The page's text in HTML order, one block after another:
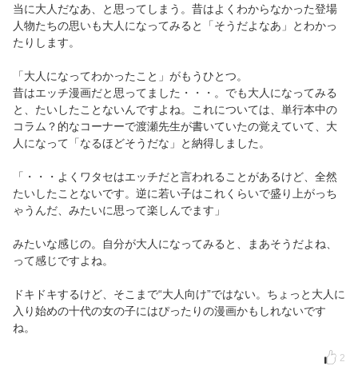
当に大人だなあ、と思ってしまう。昔はよくわからなかった登場
人物たちの思いも大人になってみると「そうだよなあ」とわかっ
たりします。
「大人になってわかったこと」がもうひとつ。
昔はエッチ漫画だと思ってました・・・。でも大人になってみる
と、たいしたことないんですよね。これについては、単行本中の
コラム？的なコーナーで渡瀬先生が書いていたの覚えていて、大
人になって「なるほどそうだな」と納得しました。
「・・・よくワタセはエッチだと言われることがあるけど、全然
たいしたことないです。逆に若い子はこれくらいで盛り上がっち
ゃうんだ、みたいに思って楽しんでます」
みたいな感じの。自分が大人になってみると、まあそうだよね、
って感じですよね。
ドキドキするけど、そこまで“大人向け”ではない。ちょっと大人に
入り始めの十代の女の子にはぴったりの漫画かもしれないです
ね。
2